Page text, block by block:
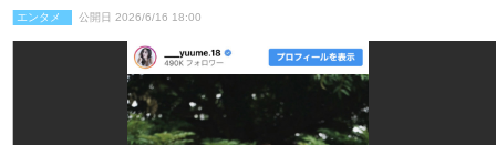
エンタメ 公開日 2026/6/16 18:00